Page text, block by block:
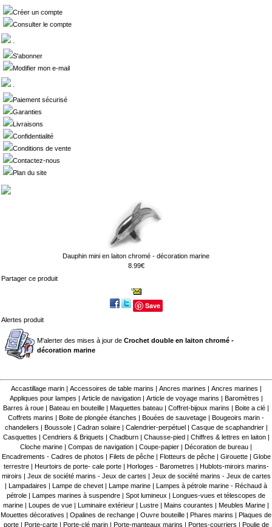
Créer un compte
Consulter le compte
S'abonner
Modifier mon e-mail
Paiement sécurisé
Garanties
Livraisons
Confidentialité
Conditions de vente
Contactez-nous
Plan du site
Dauphin mini en laiton chromé - décoration marine
8.99€
Partager ce produit
Save
Alertes produit
M'alerter des mises à jour de Crochet double en laiton chromé -
décoration marine
Accastillage marin| Accessoires de table marins Ancres marines Ancres marines
Appliques pour lampes
Article de navigation| Article de voyage marins Baromètres
Barres à roue
Bateau en bouteille Maquettes bateau Coffret-bijoux marins Boite a clé
Coffrets marins
Boite de plongée étanches Bouées de sauvetage
Bougeoirs marin -
chandeliers
Boussole| Cadran solaire| Calendrier-perpétuel Casque de scaphandrier|
Casquettes
Cendriers & Briquets Chadburn| Chausse-pied Chiffres & lettres en laiton|
Cloche marine
Compas de navigation Coupe-papier Décoration de bureau
Encadrements - Cadres de photos
Filets de pêche| Flotteurs de pêche| Girouette| Globe
terrestre| Heurtoirs de porte- cale porte| Horloges - Barometres
Hublots-miroirs marins-
miroirs
Jeux de société marins - Jeux de cartes
Jeux de société marins - Jeux de cartes
Lampadaires Lampe de chevet Lampe marine
Lampes à pétrole marine - Réchaud à
pétrole
Lampes marines à suspendre Spot lumineux
Longues-vues et télescopes de
marine
Loupes de vue Luminaire extérieur Lustre Mains courantes Meubles Marine
Mouettes décoratives
Opalines de rechange Ouvre bouteille Phares marins
Plaques de
porte| Porte-carte| Porte-clé marin Porte-manteaux marins Portes-courriers Poulie de